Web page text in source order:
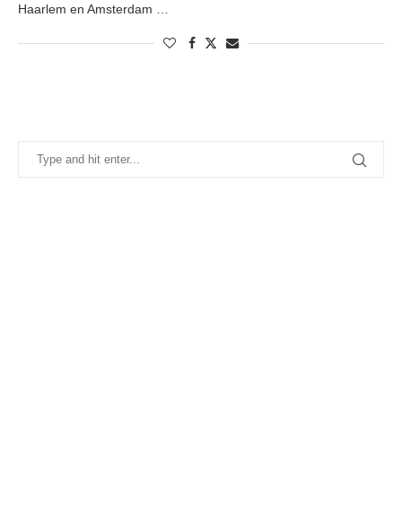
Haarlem en Amsterdam …